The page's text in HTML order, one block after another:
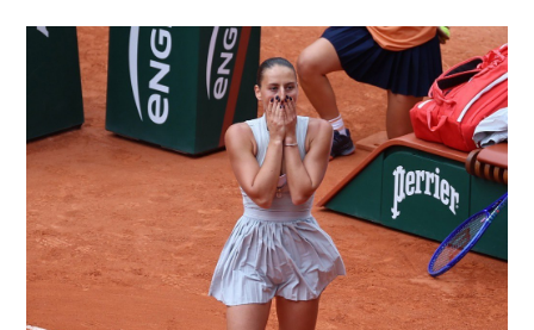
У травні цього року виплати
російського уряду
нафтопереробним заводам
наблизилися до найвищого
рівня за останні два роки. Це
суттєво обмежило чисті
надходження РФ від
нафтогазового сектору попри
значне зростання світових
цін на нафту через війну в
Ірані, пише Bloomberg .
ЧИТАТЬ
Трамп візьме участь в саміті НАТО в
Туреччині
22:50:57